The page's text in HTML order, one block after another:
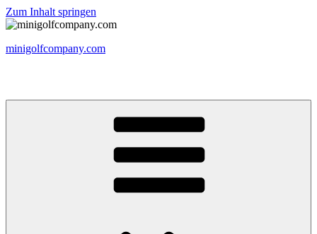
Zum Inhalt springen
minigolfcompany.com